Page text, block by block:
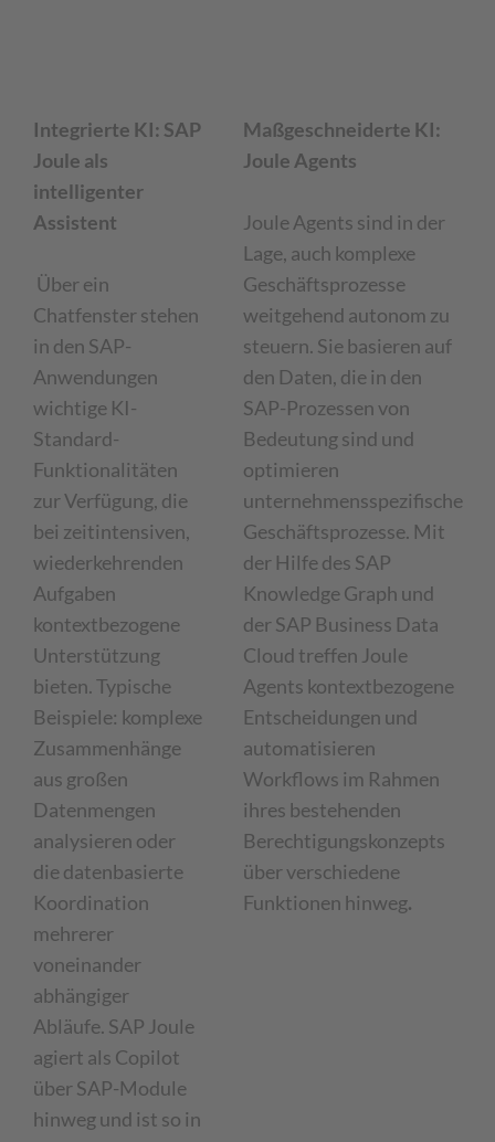
Integrierte KI: SAP
Joule als
intelligenter
Assistent
Über ein
Chatfenster stehen
in den SAP-
Anwendungen
wichtige KI-
Standard-
Funktionalitäten
zur Verfügung, die
bei zeitintensiven,
wiederkehrenden
Aufgaben
kontextbezogene
Unterstützung
bieten. Typische
Beispiele: komplexe
Zusammenhänge
aus großen
Datenmengen
analysieren oder
die datenbasierte
Koordination
mehrerer
voneinander
abhängiger
Abläufe. SAP Joule
agiert als Copilot
über SAP-Module
hinweg und ist so in
Maßgeschneiderte KI:
Joule Agents
Joule Agents sind in der
Lage, auch komplexe
Geschäftsprozesse
weitgehend autonom zu
steuern. Sie basieren auf
den Daten, die in den
SAP-Prozessen von
Bedeutung sind und
optimieren
unternehmensspezifische
Geschäftsprozesse. Mit
der Hilfe des SAP
Knowledge Graph und
der SAP Business Data
Cloud treffen Joule
Agents kontextbezogene
Entscheidungen und
automatisieren
Workflows im Rahmen
ihres bestehenden
Berechtigungskonzepts
über verschiedene
Funktionen hinweg.